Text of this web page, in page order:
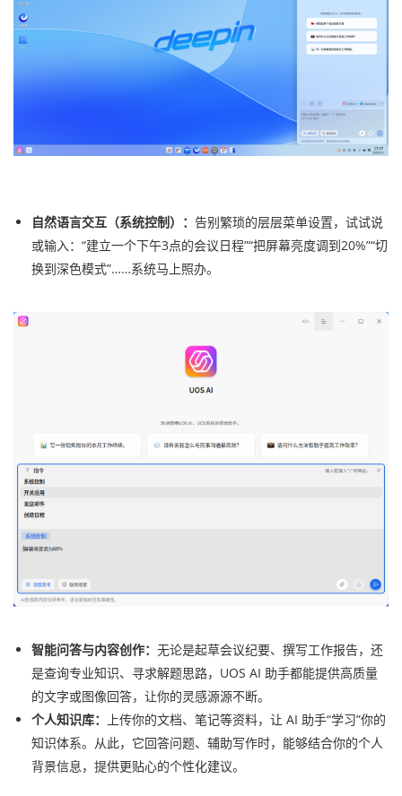
自然语言交互（系统控制）： 告别繁琐的层层菜单设置，试试说
或输入：“建立一个下午3点的会议日程”“把屏幕亮度调到20%”“切
换到深色模式”……系统马上照办。
智能问答与内容创作： 无论是起草会议纪要、撰写工作报告，还
是查询专业知识、寻求解题思路，UOS AI 助手都能提供高质量
的文字或图像回答，让你的灵感源源不断。
个人知识库：
上传你的文档、笔记等资料，让 AI 助手“学习”你的
知识体系。从此，它回答问题、辅助写作时，能够结合你的个人
背景信息，提供更贴心的个性化建议。